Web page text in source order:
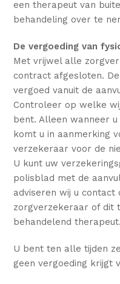
een therapeut van
behandeling over te
De vergoeding van
Met vrijwel alle
contract afgesloten.
vergoed vanuit de
Controleer op welke
bent. Alleen wanneer
komt u in aanmerking
verzekeraar voor de
U kunt uw
polisblad met de
adviseren wij u
zorgverzekeraar of dit
behandelend therapeut.
U bent ten alle tijden
geen vergoeding krijgt